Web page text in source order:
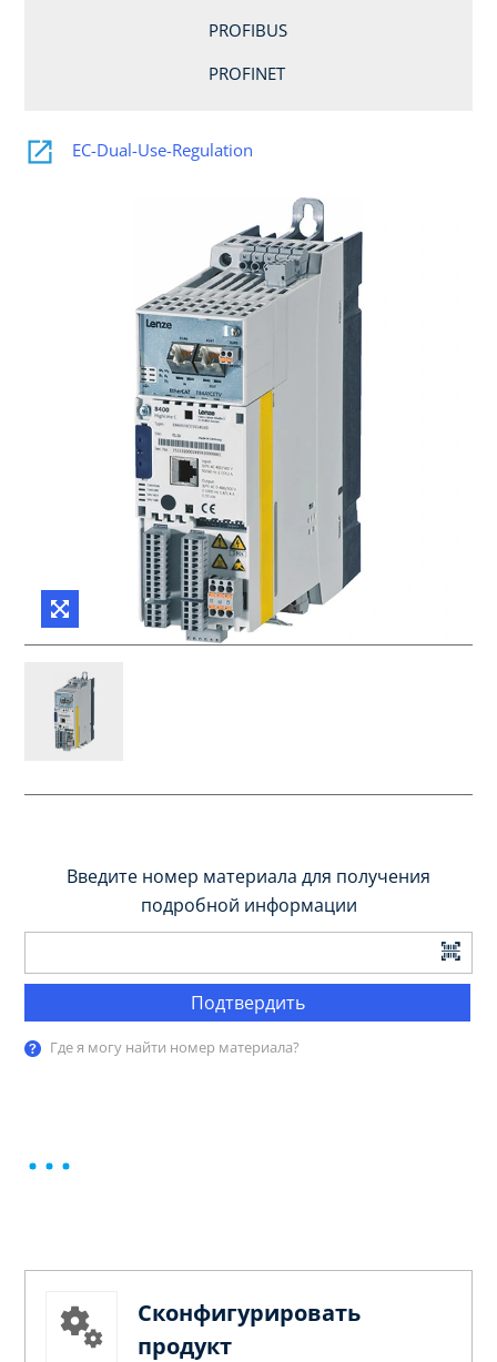
PROFIBUS
PROFINET
EC-Dual-Use-Regulation
Введите номер материала для получения
подробной информации
Подтвердить
Где я могу найти номер материала?
Сконфигурировать
продукт